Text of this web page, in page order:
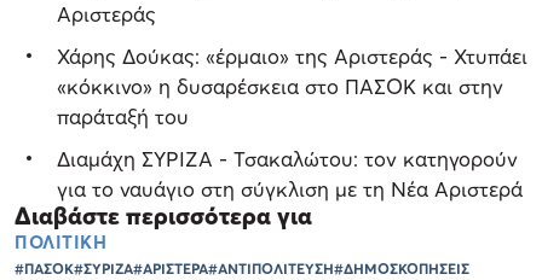
Αριστεράς
Χάρης Δούκας: «έρμαιο» της Αριστεράς - Χτυπάει
«κόκκινο» η δυσαρέσκεια στο ΠΑΣΟΚ και στην
παράταξή του
Διαμάχη ΣΥΡΙΖΑ - Τσακαλώτου: τον κατηγορούν
για το ναυάγιο στη σύγκλιση με τη Νέα Αριστερά
Διαβάστε περισσότερα για
ΠΟΛΙΤΙΚΗ
#ΠΑΣΟΚ#ΣΥΡΙΖΑ#ΑΡΙΣΤΕΡΑ#ΑΝΤΙΠΟΛΙΤΕΥΣΗ#ΔΗΜΟΣΚΟΠΗΣΕΙΣ